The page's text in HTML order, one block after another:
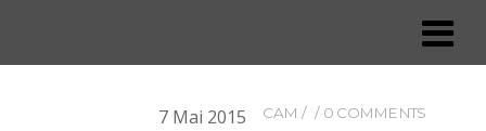
7 Mai 2015 CAM 0 COMMENTS